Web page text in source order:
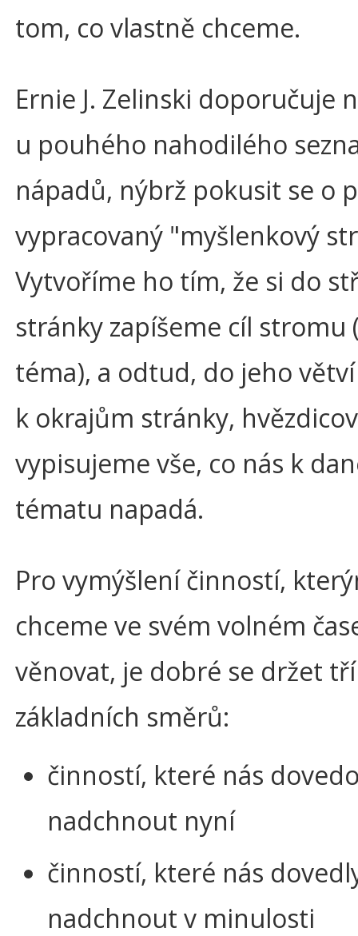
tom, co vlastně chceme.
Ernie J. Zelinski doporučuje
u pouhého nahodilého
nápadů, nýbrž pokusit se o
vypracovaný "myšlenkový
Vytvoříme ho tím, že si do
stránky zapíšeme cíl stromu
téma), a odtud, do jeho
k okrajům stránky,
vypisujeme vše, co nás k
tématu napadá.
Pro vymýšlení činností,
chceme ve svém volném
věnovat, je dobré se držet tří
základních směrů:
činností, které nás
nadchnout nyní
činností, které nás
nadchnout v minulosti